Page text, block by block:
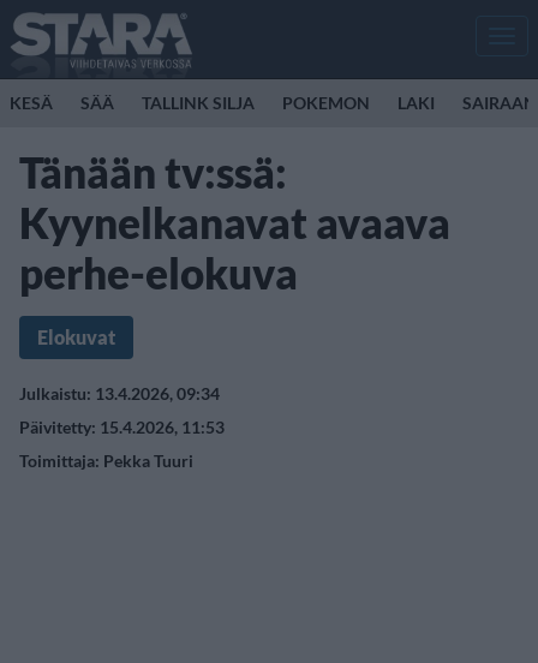
KESÄ SÄÄ TALLINK SILJA POKEMON LAKI
Tänään tv:ssä:
Kyynelkanavat avaava
perhe-elokuva
Elokuvat
Julkaistu: 13.4.2026, 09:34
Päivitetty: 15.4.2026, 11:53
Toimittaja: Pekka Tuuri